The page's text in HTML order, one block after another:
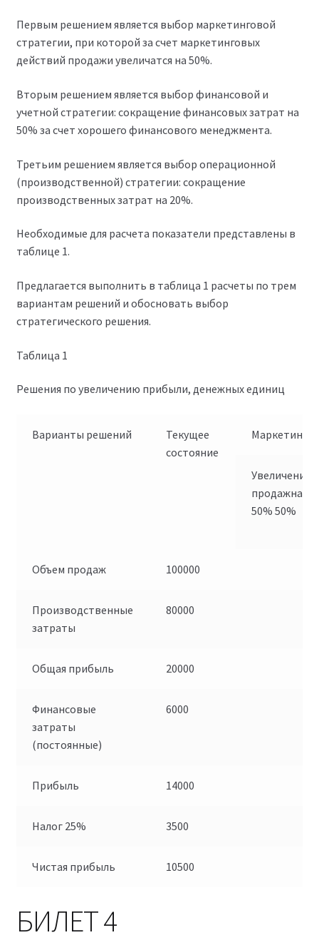
Первым решением является выбор маркетинговой
стратегии, при которой за счет маркетинговых
действий продажи увеличатся на 50%.
Вторым решением является выбор финансовой и
учетной стратегии: сокращение финансовых затрат на
50% за счет хорошего финансового менеджмента.
Третьим решением является выбор операционной
(производственной) стратегии: сокращение
производственных затрат на 20%.
Необходимые для расчета показатели представлены в
таблице 1.
Предлагается выполнить в таблица 1 расчеты по трем
вариантам решений и обосновать выбор
стратегического решения.
Таблица 1
Решения по увеличению прибыли, денежных единиц
Варианты решений
Текущее
состояние
Маркетинг
Увеличение
продажна
50% 50%
Объем продаж 100000
Производственные
затраты
80000
Общая прибыль 20000
Финансовые
затраты
(постоянные)
6000
Прибыль 14000
Налог 25% 3500
Чистая прибыль 10500
БИЛЕТ 4